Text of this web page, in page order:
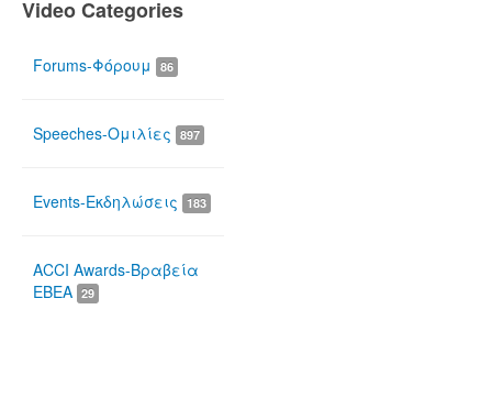
Video Categories
Forums-Φόρουμ 86
Speeches-Ομιλίες 897
Events-Εκδηλώσεις 183
ACCI Awards-Βραβεία
ΕΒΕΑ 29